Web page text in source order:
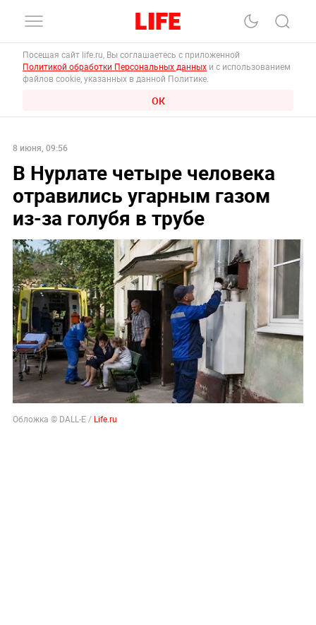
Посещая сайт life.ru, Вы соглашаетесь с приложенной
Политикой обработки Персональных данных и с использованием
файлов cookie, указанных в данной Политике.
ОК
8 июня, 09:56
В Нурлате четыре человека
отравились угарным газом
из-за голубя в трубе
Обложка © DALL-E / Life.ru